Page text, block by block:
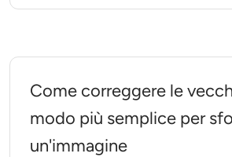
Come correggere le
modo più semplice per
un'immagine